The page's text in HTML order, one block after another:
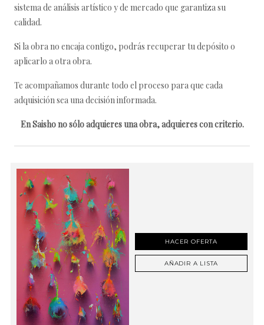
sistema de análisis artístico y de mercado que garantiza su
calidad.
Si la obra no encaja contigo, podrás recuperar tu depósito o
aplicarlo a otra obra.
Te acompañamos durante todo el proceso para que cada
adquisición sea una decisión informada.
En Saisho no sólo adquieres una obra, adquieres con criterio.
HACER OFERTA
AÑADIR A LISTA